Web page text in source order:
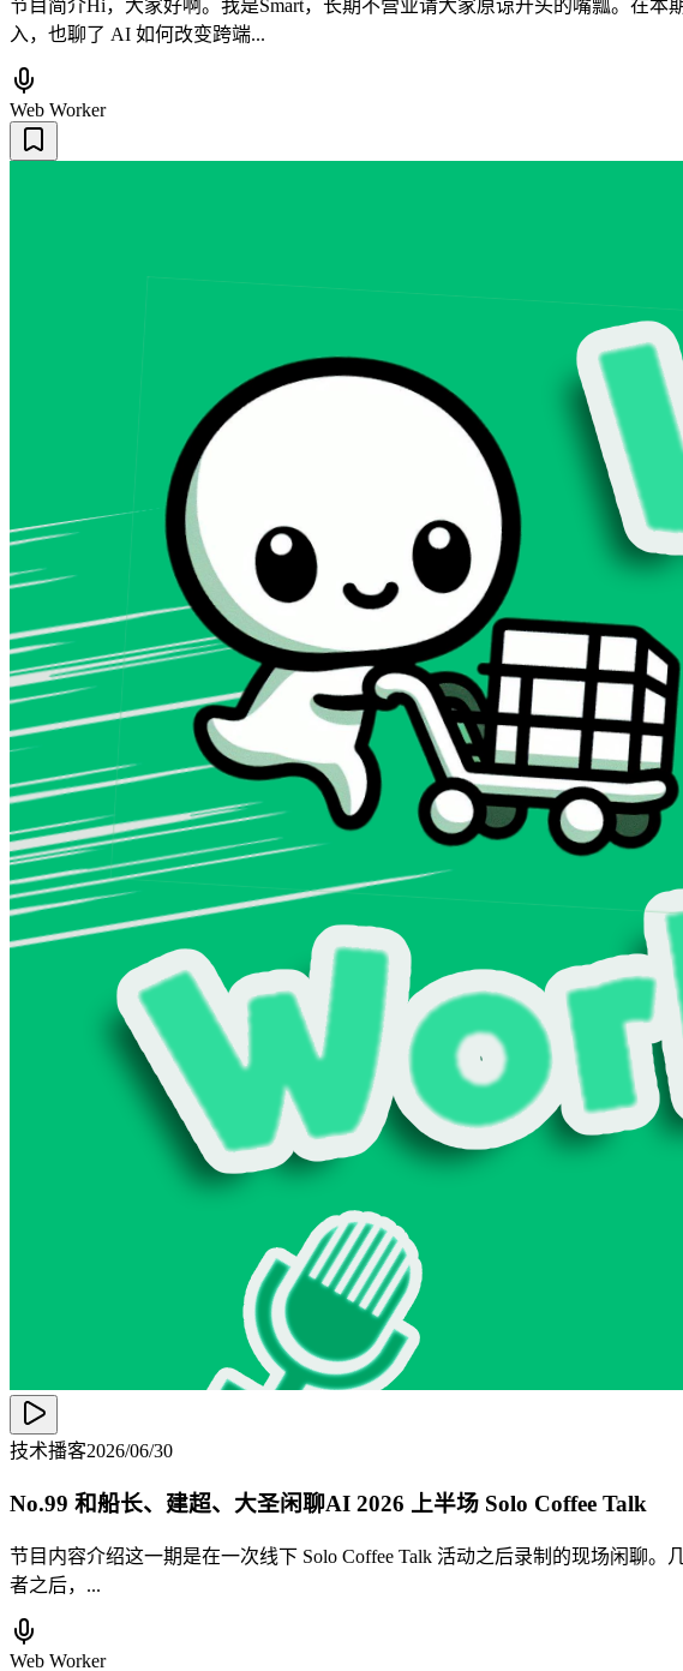
节目简介Hi，大家好啊。我是Smart，长期不营业请大家原谅开头的嘴瓢。在
入，也聊了 AI 如何改变跨端...
Web Worker
技术播客2026/06/30
No.99 和船长、建超、大圣闲聊AI 2026 上半场 Solo Coffee Talk
节目内容介绍这一期是在一次线下 Solo Coffee Talk 活动之后录制的现场闲聊
者之后，...
Web Worker